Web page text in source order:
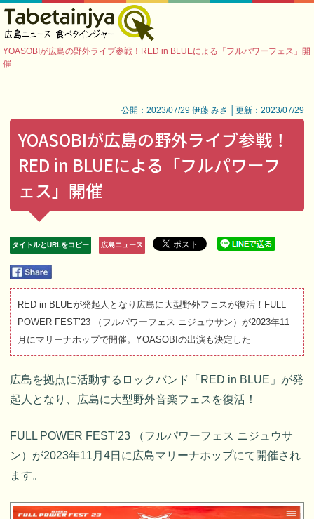
YOASOBIが広島の野外ライブ参戦！RED in BLUEによる「フルパワーフェス」開
催
公開：2023/07/29 伊藤 みさ │更新：2023/07/29
YOASOBIが広島の野外ライブ参戦！
RED in BLUEによる「フルパワーフ
ェス」開催
タイトルとURLをコピー 広島ニュース
RED in BLUEが発起人となり広島に大型野外フェスが復活！FULL
POWER FEST’23 （フルパワーフェス ニジュウサン）が2023年11
月にマリーナホップで開催。YOASOBIの出演も決定した
広島を拠点に活動するロックバンド「RED in BLUE」が発
起人となり、広島に大型野外音楽フェスを復活！
FULL POWER FEST’23 （フルパワーフェス ニジュウサ
ン）が2023年11月4日に広島マリーナホップにて開催され
ます。